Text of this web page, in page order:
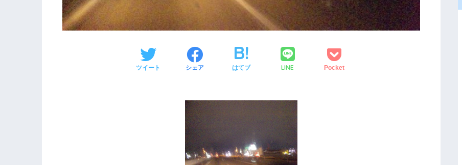
ツイート シェア はてブ LINE Pocket